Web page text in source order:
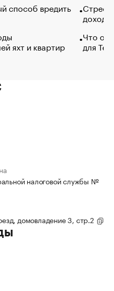
способ вредить
яхт и квартир
Что
для
налоговой службы №
домовладение 3, стр.2